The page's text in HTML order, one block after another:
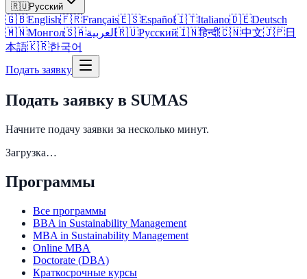
🇷🇺Русский
🇬🇧English🇫🇷Français🇪🇸Español🇮🇹Italiano🇩🇪Deutsch
🇲🇳Монгол🇸🇦العربية 🇷🇺Русский🇮🇳हिन्दी🇨🇳中文🇯🇵日
本語🇰🇷한국어
Подать заявку
Подать заявку в SUMAS
Начните подачу заявки за несколько минут.
Загрузка…
Программы
Все программы
BBA in Sustainability Management
MBA in Sustainability Management
Online MBA
Doctorate (DBA)
Краткосрочные курсы